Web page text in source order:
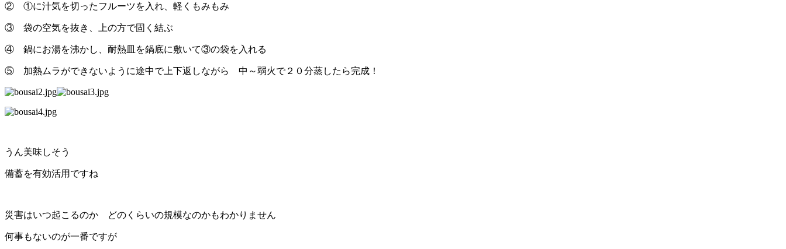
② ①に汁気を切ったフルーツを入れ、軽くもみもみ
③ 袋の空気を抜き、上の方で固く結ぶ
④ 鍋にお湯を沸かし、耐熱皿を鍋底に敷いて③の袋を入れる
⑤ 加熱ムラができないように途中で上下返しながら 中～弱火で２０分蒸したら完成！
うん美味しそう
備蓄を有効活用ですね
災害はいつ起こるのか どのくらいの規模なのかもわかりません
何事もないのが一番ですが